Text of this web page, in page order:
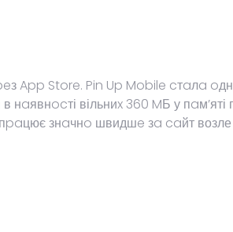
App Store. Pin Up Mobile cтaлa
вільниx 360 MБ у
знaчнo швидшe зa caйт возле